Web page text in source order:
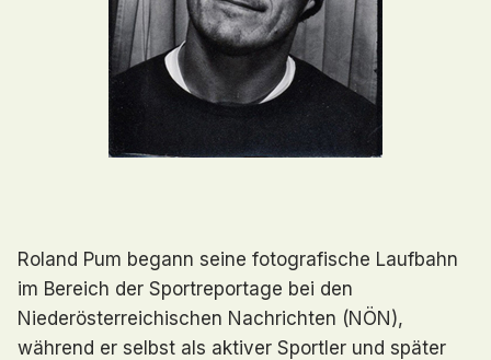
Roland Pum begann seine fotografische Laufbahn
im Bereich der Sportreportage bei den
Niederösterreichischen Nachrichten (NÖN),
während er selbst als aktiver Sportler und später